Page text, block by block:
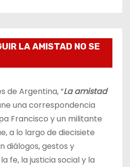
LA AMISTAD NO SE
de Argentina, “La amistad
una correspondencia
Francisco y un militante
a lo largo de diecisiete
diálogos, gestos y
fe, la justicia social y la